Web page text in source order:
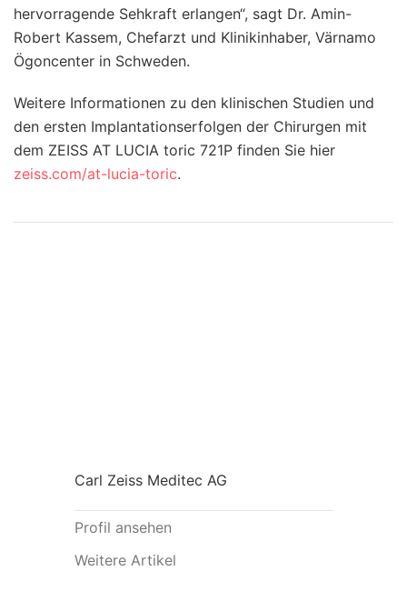
hervorragende Sehkraft erlangen“, sagt Dr. Amin-
Robert Kassem, Chefarzt und Klinikinhaber, Värnamo
Ögoncenter in Schweden.
Weitere Informationen zu den klinischen Studien und
den ersten Implantationserfolgen der Chirurgen mit
dem ZEISS AT LUCIA toric 721P finden Sie hier
zeiss.com/at-lucia-toric.
Carl Zeiss Meditec AG
Profil ansehen
Weitere Artikel